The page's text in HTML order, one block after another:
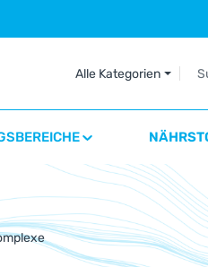
Alle Kategorien